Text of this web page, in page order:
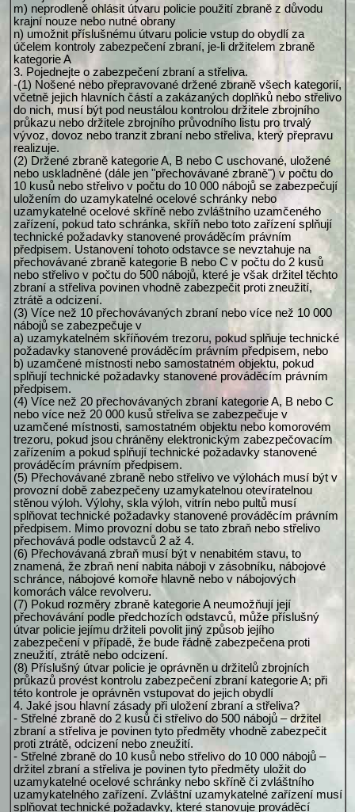
m) neprodleně ohlásit útvaru policie použití zbraně z důvodu
krajní nouze nebo nutné obrany
n) umožnit příslušnému útvaru policie vstup do obydlí za
účelem kontroly zabezpečení zbraní, je-li držitelem zbraně
kategorie A
3. Pojednejte o zabezpečení zbraní a střeliva.
-(1) Nošené nebo přepravované držené zbraně všech kategorií,
včetně jejich hlavních částí a zakázaných doplňků nebo střelivo
do nich, musí být pod neustálou kontrolou držitele zbrojního
průkazu nebo držitele zbrojního průvodního listu pro trvalý
vývoz, dovoz nebo tranzit zbraní nebo střeliva, který přepravu
realizuje.
(2) Držené zbraně kategorie A, B nebo C uschované, uložené
nebo uskladněné (dále jen "přechovávané zbraně") v počtu do
10 kusů nebo střelivo v počtu do 10 000 nábojů se zabezpečují
uložením do uzamykatelné ocelové schránky nebo
uzamykatelné ocelové skříně nebo zvláštního uzamčeného
zařízení, pokud tato schránka, skříň nebo toto zařízení splňují
technické požadavky stanovené prováděcím právním
předpisem. Ustanovení tohoto odstavce se nevztahuje na
přechovávané zbraně kategorie B nebo C v počtu do 2 kusů
nebo střelivo v počtu do 500 nábojů, které je však držitel těchto
zbraní a střeliva povinen vhodně zabezpečit proti zneužití,
ztrátě a odcizení.
(3) Více než 10 přechovávaných zbraní nebo více než 10 000
nábojů se zabezpečuje v
a) uzamykatelném skříňovém trezoru, pokud splňuje technické
požadavky stanovené prováděcím právním předpisem, nebo
b) uzamčené místnosti nebo samostatném objektu, pokud
splňují technické požadavky stanovené prováděcím právním
předpisem.
(4) Více než 20 přechovávaných zbraní kategorie A, B nebo C
nebo více než 20 000 kusů střeliva se zabezpečuje v
uzamčené místnosti, samostatném objektu nebo komorovém
trezoru, pokud jsou chráněny elektronickým zabezpečovacím
zařízením a pokud splňují technické požadavky stanovené
prováděcím právním předpisem.
(5) Přechovávané zbraně nebo střelivo ve výlohách musí být v
provozní době zabezpečeny uzamykatelnou otevíratelnou
stěnou výloh. Výlohy, skla výloh, vitrín nebo pultů musí
splňovat technické požadavky stanovené prováděcím právním
předpisem. Mimo provozní dobu se tato zbraň nebo střelivo
přechovává podle odstavců 2 až 4.
(6) Přechovávaná zbraň musí být v nenabitém stavu, to
znamená, že zbraň není nabita náboji v zásobníku, nábojové
schránce, nábojové komoře hlavně nebo v nábojových
komorách válce revolveru.
(7) Pokud rozměry zbraně kategorie A neumožňují její
přechovávání podle předchozích odstavců, může příslušný
útvar policie jejímu držiteli povolit jiný způsob jejího
zabezpečení v případě, že bude řádně zabezpečena proti
zneužití, ztrátě nebo odcizení.
(8) Příslušný útvar policie je oprávněn u držitelů zbrojních
průkazů provést kontrolu zabezpečení zbraní kategorie A; při
této kontrole je oprávněn vstupovat do jejich obydlí
4. Jaké jsou hlavní zásady při uložení zbraní a střeliva?
- Střelné zbraně do 2 kusů či střelivo do 500 nábojů – držitel
zbraní a střeliva je povinen tyto předměty vhodně zabezpečit
proti ztrátě, odcizení nebo zneužití.
- Střelné zbraně do 10 kusů nebo střelivo do 10 000 nábojů –
držitel zbraní a střeliva je povinen tyto předměty uložit do
uzamykatelné ocelové schránky nebo skříně či zvláštního
uzamykatelného zařízení. Zvláštní uzamykatelné zařízení musí
splňovat technické požadavky, které stanovuje prováděcí